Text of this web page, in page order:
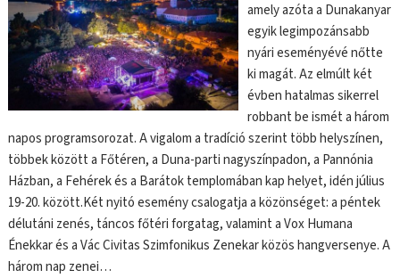
amely azóta a Dunakanyar
egyik legimpozánsabb
nyári eseményévé nőtte
ki magát. Az elmúlt két
évben hatalmas sikerrel
robbant be ismét a három
napos programsorozat. A vigalom a tradíció szerint több helyszínen,
többek között a Főtéren, a Duna-parti nagyszínpadon, a Pannónia
Házban, a Fehérek és a Barátok templomában kap helyet, idén július
19-20. között.Két nyitó esemény csalogatja a közönséget: a péntek
délutáni zenés, táncos főtéri forgatag, valamint a Vox Humana
Énekkar és a Vác Civitas Szimfonikus Zenekar közös hangversenye. A
három nap zenei…